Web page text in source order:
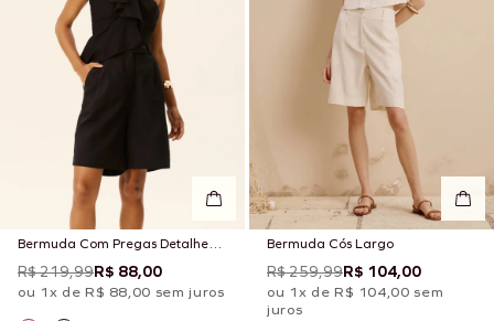
Bermuda Com Pregas Detalhe
Cós
R$ 219,99R$ 88,00
ou 1x de R$ 88,00 sem juros
Bermuda Cós Largo
R$ 259,99R$ 104,00
ou 1x de R$ 104,00 sem
juros